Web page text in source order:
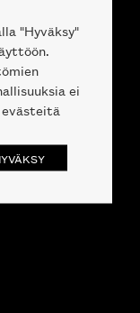
"Hyväksy"
ei